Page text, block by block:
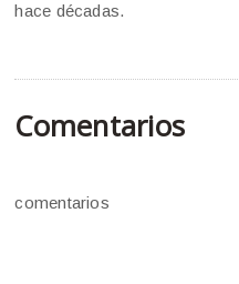
hace décadas.
Comentarios
comentarios